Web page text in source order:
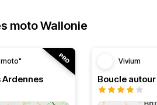
moto Wallonie
Ardennes
Vivium